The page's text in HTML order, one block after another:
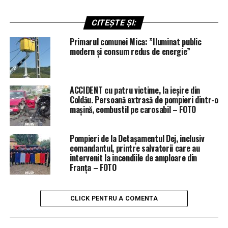
CITEȘTE ȘI:
Primarul comunei Mica: ”Iluminat public
modern și consum redus de energie”
ACCIDENT cu patru victime, la ieșire din
Coldău. Persoană extrasă de pompieri dintr-o
mașină, combustil pe carosabil – FOTO
Pompieri de la Detașamentul Dej, inclusiv
comandantul, printre salvatorii care au
intervenit la incendiile de amploare din
Franța – FOTO
CLICK PENTRU A COMENTA